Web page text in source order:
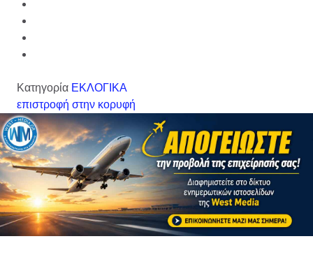
Κατηγορία ΕΚΛΟΓΙΚΑ
επιστροφή στην κορυφή